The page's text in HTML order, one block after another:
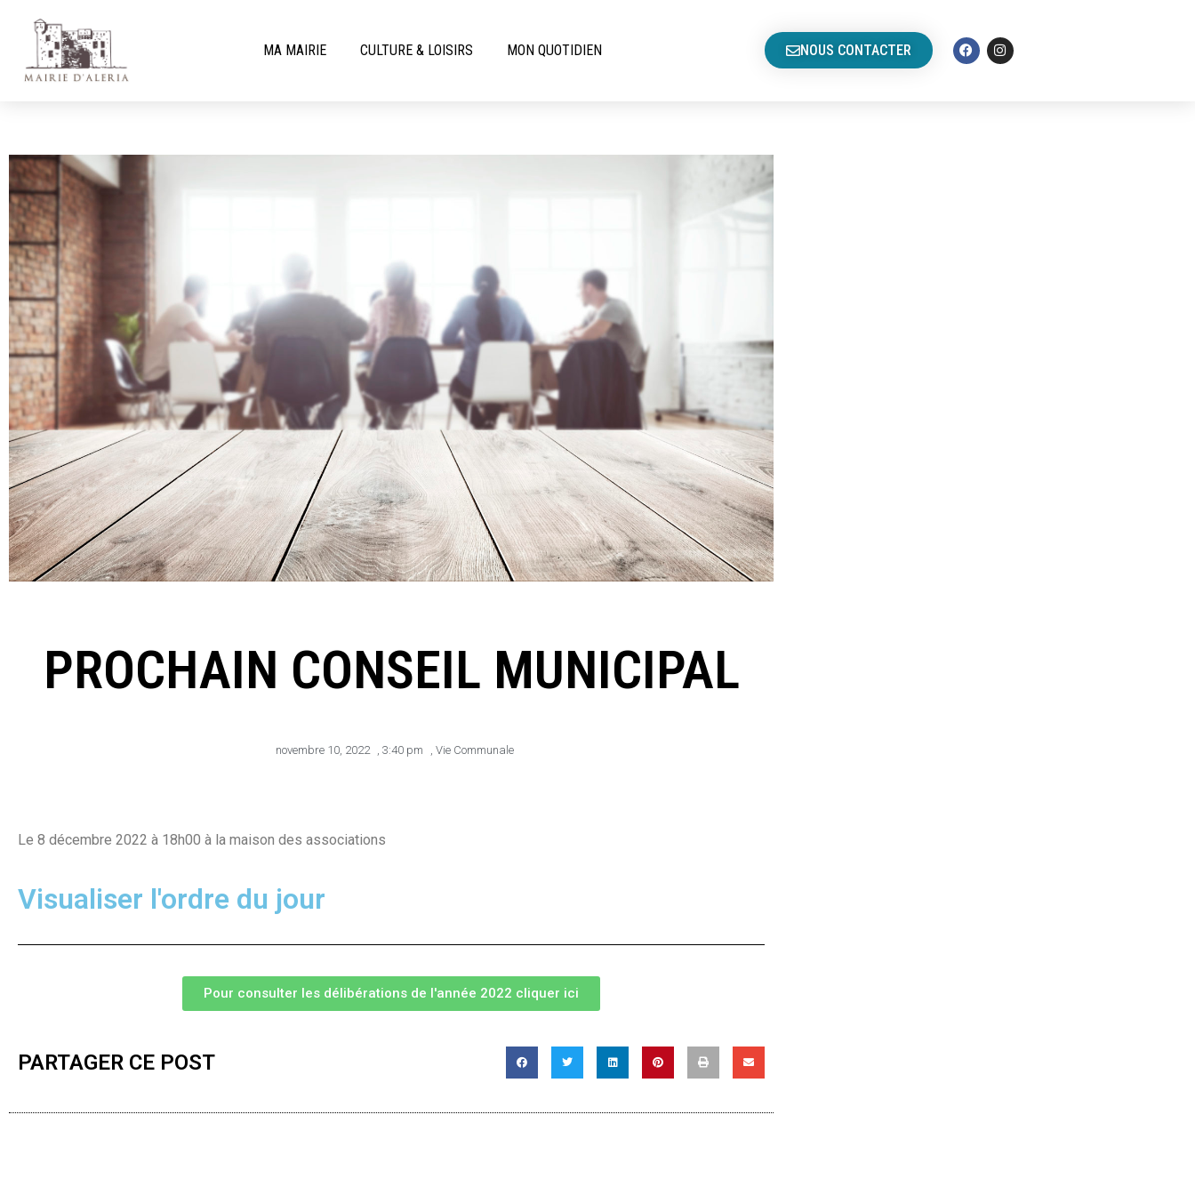
MA MAIRIE CULTURE & LOISIRS MON QUOTIDIEN NOUS CONTACTER
PROCHAIN CONSEIL MUNICIPAL
novembre 10, 2022 , 3:40 pm , Vie Communale
Le 8 décembre 2022 à 18h00 à la maison des associations
Visualiser l'ordre du jour
Pour consulter les délibérations de l'année 2022 cliquer ici
PARTAGER CE POST